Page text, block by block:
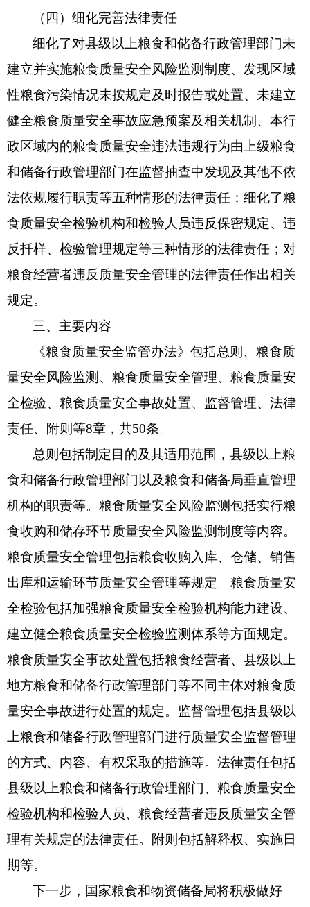
（四）细化完善法律责任
细化了对县级以上粮食和储备行政管理部门未
建立并实施粮食质量安全风险监测制度、发现区域
性粮食污染情况未按规定及时报告或处置、未建立
健全粮食质量安全事故应急预案及相关机制、本行
政区域内的粮食质量安全违法违规行为由上级粮食
和储备行政管理部门在监督抽查中发现及其他不依
法依规履行职责等五种情形的法律责任；细化了粮
食质量安全检验机构和检验人员违反保密规定、违
反扦样、检验管理规定等三种情形的法律责任；对
粮食经营者违反质量安全管理的法律责任作出相关
规定。
三、主要内容
《粮食质量安全监管办法》包括总则、粮食质
量安全风险监测、粮食质量安全管理、粮食质量安
全检验、粮食质量安全事故处置、监督管理、法律
责任、附则等8章，共50条。
总则包括制定目的及其适用范围，县级以上粮
食和储备行政管理部门以及粮食和储备局垂直管理
机构的职责等。粮食质量安全风险监测包括实行粮
食收购和储存环节质量安全风险监测制度等内容。
粮食质量安全管理包括粮食收购入库、仓储、销售
出库和运输环节质量安全管理等规定。粮食质量安
全检验包括加强粮食质量安全检验机构能力建设、
建立健全粮食质量安全检验监测体系等方面规定。
粮食质量安全事故处置包括粮食经营者、县级以上
地方粮食和储备行政管理部门等不同主体对粮食质
量安全事故进行处置的规定。监督管理包括县级以
上粮食和储备行政管理部门进行质量安全监督管理
的方式、内容、有权采取的措施等。法律责任包括
县级以上粮食和储备行政管理部门、粮食质量安全
检验机构和检验人员、粮食经营者违反质量安全管
理有关规定的法律责任。附则包括解释权、实施日
期等。
下一步，国家粮食和物资储备局将积极做好